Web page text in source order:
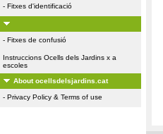
- Fitxes d'identificació
- Fitxes de confusió
Instruccions Ocells dels Jardins x a
escoles
About ocellsdelsjardins.cat
- Privacy Policy & Terms of use